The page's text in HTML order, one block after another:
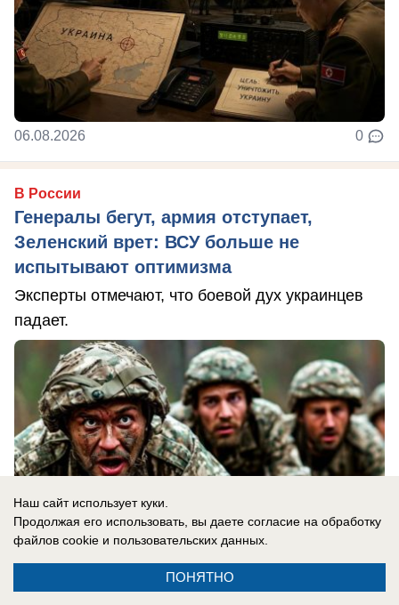
06.08.2026 0
В России
Генералы бегут, армия отступает,
Зеленский врет: ВСУ больше не
испытывают оптимизма
Эксперты отмечают, что боевой дух украинцев
падает.
Наш сайт использует куки.
Продолжая его использовать, вы даете согласие на обработку
файлов cookie и пользовательских данных.
ПОНЯТНО